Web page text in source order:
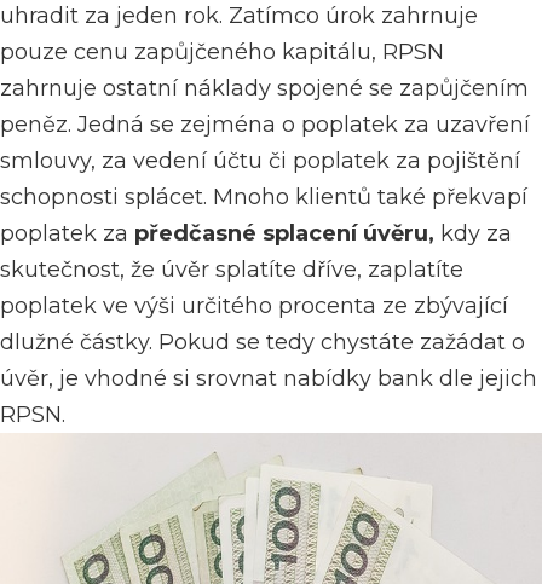
uhradit za jeden rok. Zatímco úrok zahrnuje
pouze cenu zapůjčeného kapitálu, RPSN
zahrnuje ostatní náklady spojené se zapůjčením
peněz. Jedná se zejména o poplatek za uzavření
smlouvy, za vedení účtu či poplatek za pojištění
schopnosti splácet. Mnoho klientů také překvapí
poplatek za předčasné splacení úvěru, kdy za
skutečnost, že úvěr splatíte dříve, zaplatíte
poplatek ve výši určitého procenta ze zbývající
dlužné částky. Pokud se tedy chystáte zažádat o
úvěr, je vhodné si srovnat nabídky bank dle jejich
RPSN.